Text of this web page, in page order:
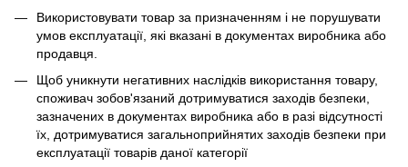
Використовувати товар за призначенням і не порушувати
умов експлуатації, які вказані в документах виробника або
продавця.
Щоб уникнути негативних наслідків використання товару,
споживач зобов'язаний дотримуватися заходів безпеки,
зазначених в документах виробника або в разі відсутності
їх, дотримуватися загальноприйнятих заходів безпеки при
експлуатації товарів даної категорії